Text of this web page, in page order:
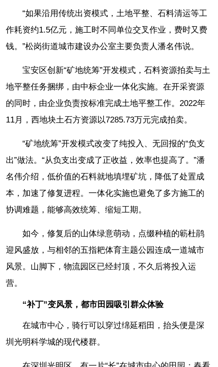
“如果沿用传统出资模式，土地平整、石料清运等工
作耗资约1.5亿元，施工时不同单位交叉作业，费时又费
钱。”松岗街道城市建设办公室主要负责人潘名伟说。
宝安区创新“矿地统筹”开发模式，石料资源拍卖与土
地平整任务捆绑，由中标企业一体化实施。在开采资源
的同时，由企业负责按标准完成土地平整工作。2022年
11月，西地块土石方资源以7285.73万元完成拍卖。
“矿地统筹”开发模式改变了纯投入、无回报的“负支
出”做法。“从负支出变成了正收益，效率也提高了。”潘
名伟介绍，低价值的石料就地填埋矿坑，降低了处置成
本，加速了修复进程。一体化实施也避免了多方施工的
协调难题，能够高效统筹、缩短工期。
如今，修复后的山体绿意萌动，点缀种植的簕杜鹃
迎风盛放，与相邻的五指耙体育主题公园连成一道城市
风景。山脚下，物流园区已经封顶，不久后将投入运
营。
“补丁”变风景，都市田园吸引群众体验
在城市中心，骑行可以穿过绵延稻田，抬头便是深
圳光明科学城的现代楼群。